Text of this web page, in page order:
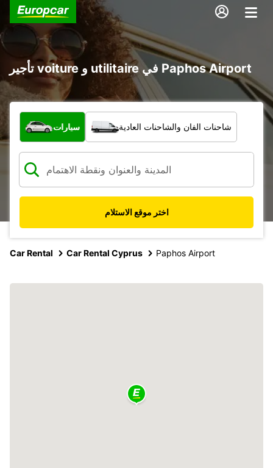
تأجير voiture و utilitaire في Paphos Airport
ما نوع المركبة؟
سيارات شاحنات الفان والشاحنات العادية
اختر موقع الاستلام
Car Rental Car Rental Cyprus Paphos Airport